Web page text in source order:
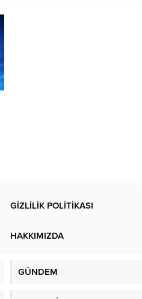
GİZLİLİK POLİTİKASI
HAKKIMIZDA
GÜNDEM